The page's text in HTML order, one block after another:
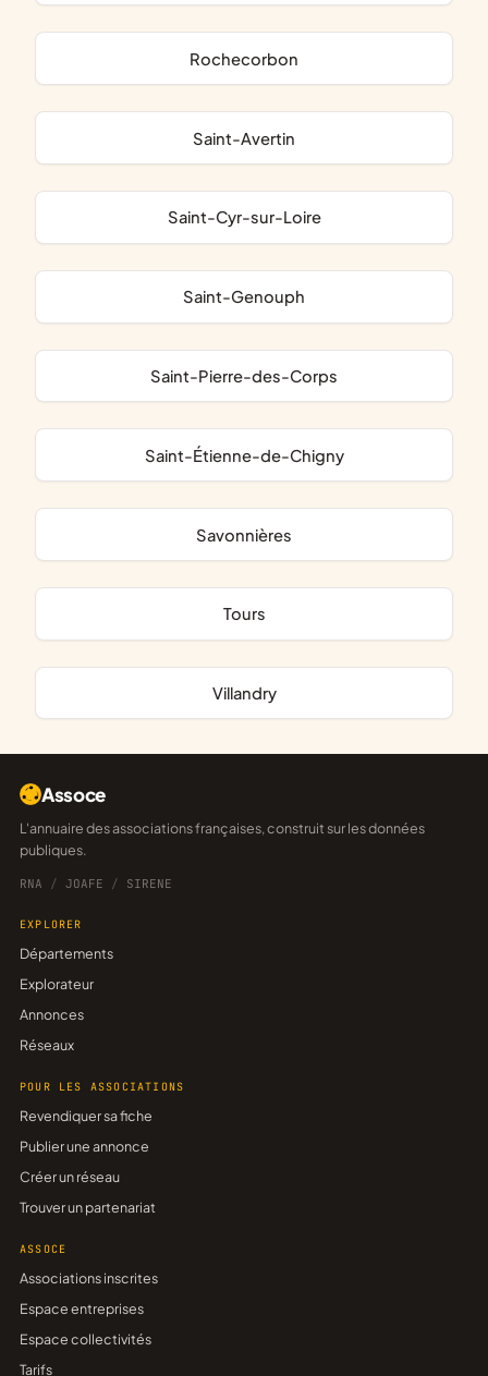
Rochecorbon
Saint-Avertin
Saint-Cyr-sur-Loire
Saint-Genouph
Saint-Pierre-des-Corps
Saint-Étienne-de-Chigny
Savonnières
Tours
Villandry
Assoce
L'annuaire des associations françaises, construit sur les données
publiques.
RNA / JOAFE / SIRENE
EXPLORER
Départements
Explorateur
Annonces
Réseaux
POUR LES ASSOCIATIONS
Revendiquer sa fiche
Publier une annonce
Créer un réseau
Trouver un partenariat
ASSOCE
Associations inscrites
Espace entreprises
Espace collectivités
Tarifs